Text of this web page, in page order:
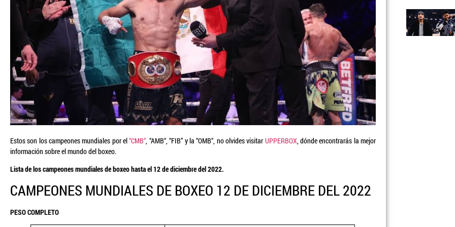
Estos son los campeones mundiales por el“CMB“, “AMB“, “FIB” y la “OMB“, no olvides visitar UPPERBOX, dónde encontrarás la mejor
información sobre el mundo del boxeo.
Lista de los campeones mundiales de boxeo hasta el 12 de diciembre del 2022.
CAMPEONES MUNDIALES DE BOXEO 12 DE DICIEMBRE DEL 2022
PESO COMPLETO